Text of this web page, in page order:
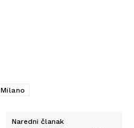
Milano
Naredni članak